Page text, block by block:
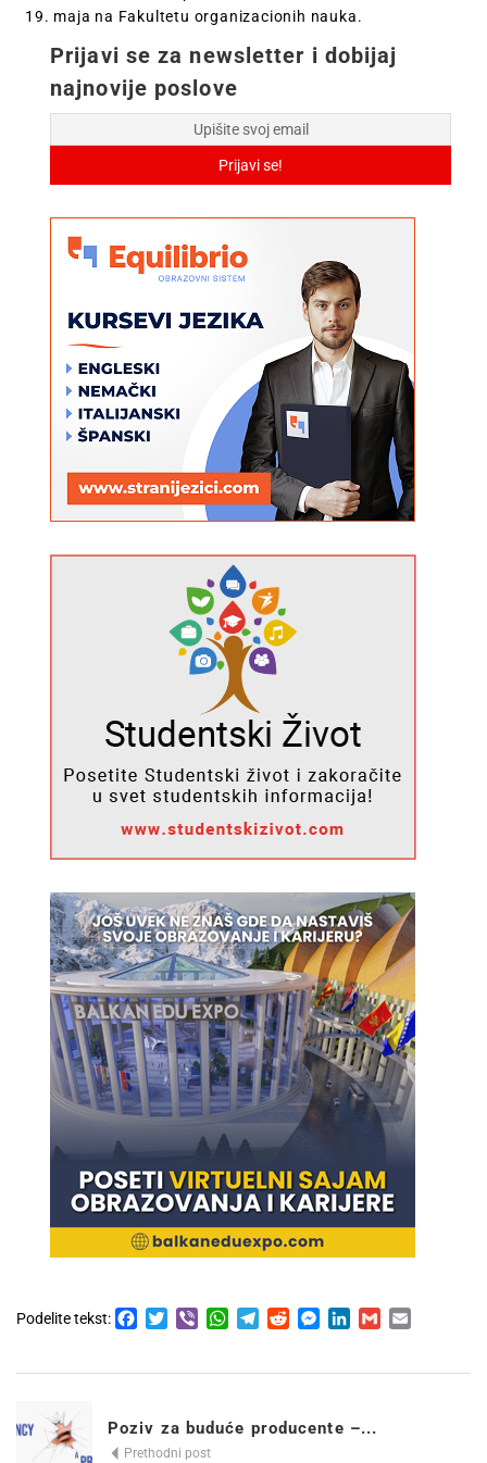
19. maja na Fakultetu organizacionih nauka.
Prijavi se za newsletter i dobijaj
najnovije poslove
Podelite tekst: Facebook
Twitter
Viber WhatsApp
TelegramRedditMessenger
LinkedIn
Gmail
Poziv za buduće producente –...
Prethodni post